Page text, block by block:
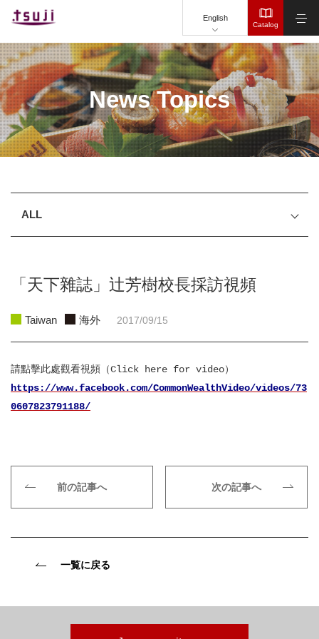
English
Catalog
News Topics
ALL
「天下雜誌」辻芳樹校長採訪視頻
Taiwan 海外 2017/09/15
請點擊此處觀看視頻（Click here for video）
https://www.facebook.com/CommonWealthVideo/videos/73
0607823791188/
前の記事へ 次の記事へ
一覧に戻る